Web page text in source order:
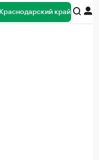
Краснодарский край